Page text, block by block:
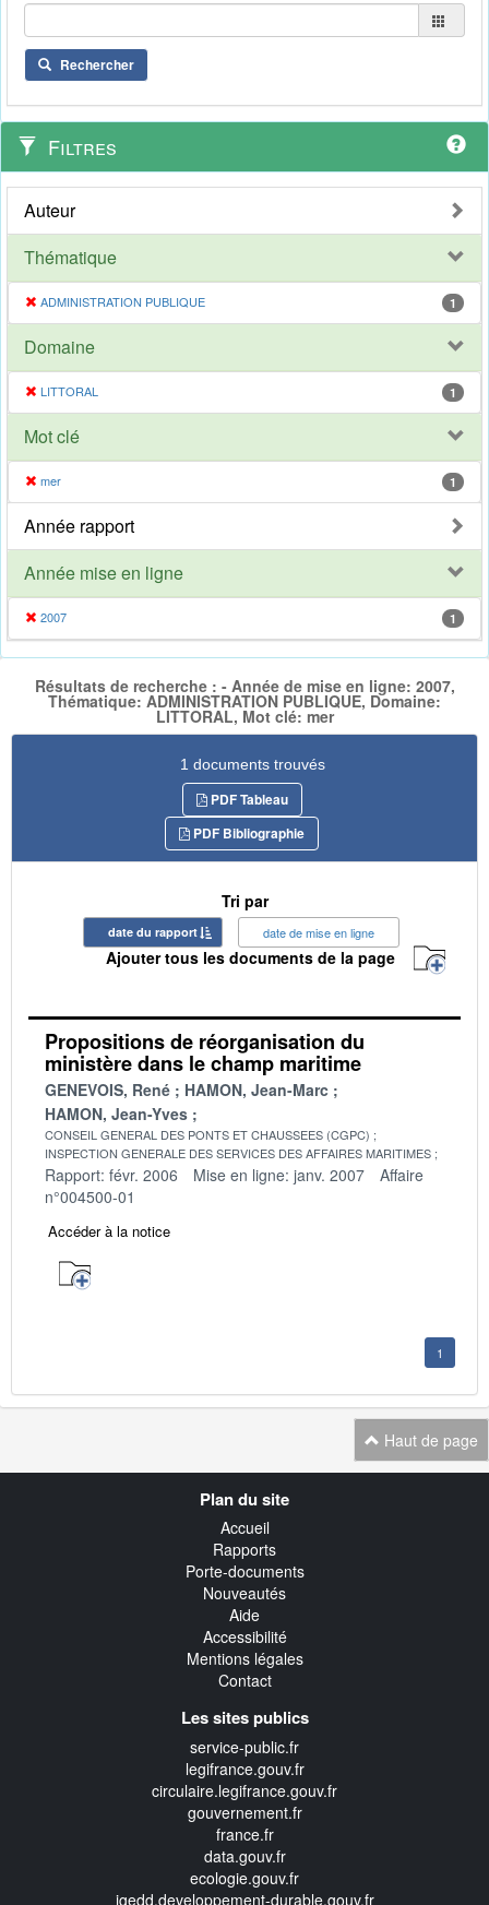
Rechercher
Filtres
Auteur
Thématique
ADMINISTRATION PUBLIQUE 1
Domaine
LITTORAL 1
Mot clé
mer 1
Année rapport
Année mise en ligne
2007 1
Résultats de recherche : - Année de mise en ligne: 2007,
Thématique: ADMINISTRATION PUBLIQUE, Domaine:
LITTORAL, Mot clé: mer
1 documents trouvés
PDF Tableau
PDF Bibliographie
Tri par
date du rapport date de mise en ligne
Ajouter tous les documents de la page
Propositions de réorganisation du
ministère dans le champ maritime
GENEVOIS, René
HAMON, Jean-Marc
HAMON, Jean-Yves
CONSEIL GENERAL DES PONTS ET CHAUSSEES (CGPC)
INSPECTION GENERALE DES SERVICES DES AFFAIRES MARITIMES
Rapport: févr. 2006 Mise en ligne: janv. 2007
Affaire
n°004500-01
Accéder à la notice
1
Haut de page
Plan du site
Accueil
Rapports
Porte-documents
Nouveautés
Aide
Accessibilité
Mentions légales
Contact
Les sites publics
service-public.fr
legifrance.gouv.fr
circulaire.legifrance.gouv.fr
gouvernement.fr
france.fr
data.gouv.fr
ecologie.gouv.fr
igedd.developpement-durable.gouv.fr